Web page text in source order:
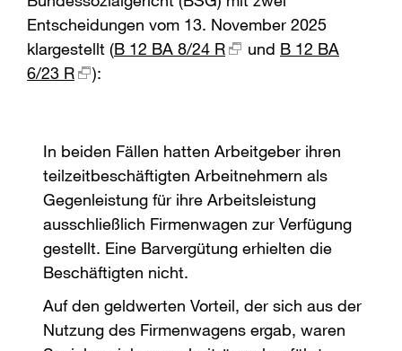
Entscheidungen vom 13. November 2025
klargestellt (B 12 BA 8/24 R und B 12 BA
6/23 R
):
In beiden Fällen hatten Arbeitgeber ihren
teilzeitbeschäftigten Arbeitnehmern als
Gegenleistung für ihre Arbeitsleistung
ausschließlich Firmenwagen zur Verfügung
gestellt. Eine Barvergütung erhielten die
Beschäftigten nicht.
Auf den geldwerten Vorteil, der sich aus der
Nutzung des Firmenwagens ergab, waren